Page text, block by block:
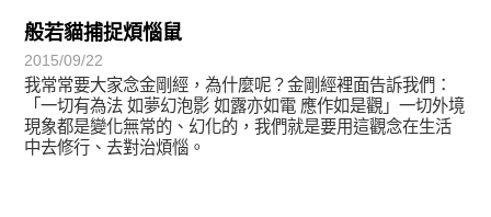
般若貓捕捉煩惱鼠
2015/09/22
我常常要大家念金剛經，為什麼呢？金剛經裡面告訴我們：
「一切有為法 如夢幻泡影 如露亦如電 應作如是觀」一切外境
現象都是變化無常的、幻化的，我們就是要用這觀念在生活
中去修行、去對治煩惱。